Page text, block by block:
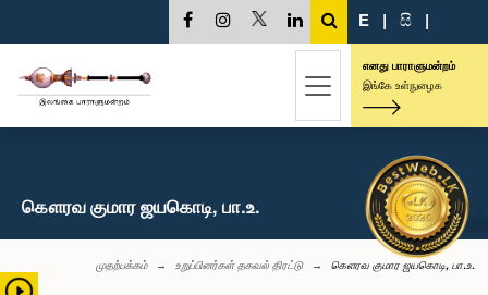
E | සි |
எனது பாராளுமன்றம்
இங்கே உள்நுழைக
கௌரவ குமார ஜயகொடி, பா.உ.
முதற்பக்கம் உறுப்பினர்கள் தகவல் திரட்டு கௌரவ குமார ஜயகொடி, பா.உ.